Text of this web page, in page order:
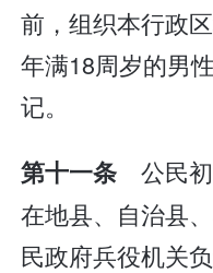
前，组织本行政
年满18周岁的男
记。
第十一条公民
在地县、自治县
民政府兵役机关